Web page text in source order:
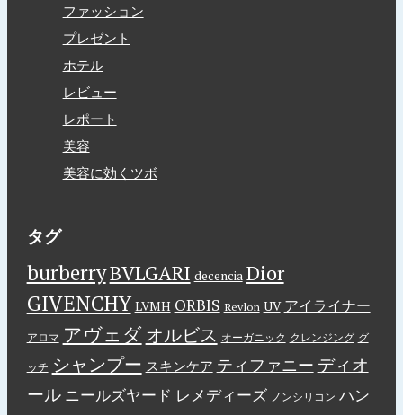
ファッション
プレゼント
ホテル
レビュー
レポート
美容
美容に効くツボ
タグ
burberryBVLGARI decencia Dior
GIVENCHY LVMH ORBIS Revlon UV アイライナー
アロマ アヴェダ オルビス オーガニック クレンジング グ
ッチ シャンプー スキンケア ティファニー ディオ
ール ニールズヤード レメディーズ ノンシリコン ハン